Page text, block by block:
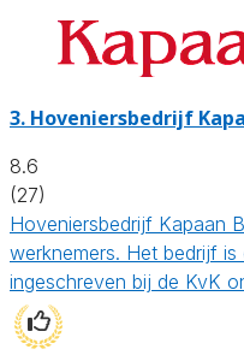
3. Hoveniersbedrijf
8.6
(27)
Hoveniersbedrijf Kapaan
werknemers. Het bedrijf
ingeschreven bij de KvK